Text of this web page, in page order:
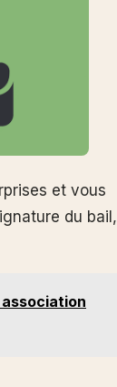
et vous
du bail,